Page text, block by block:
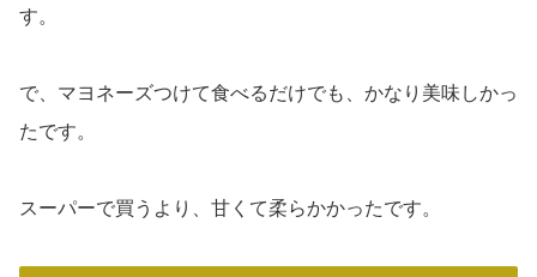
す。
で、マヨネーズつけて食べるだけでも、かなり美味しかっ
たです。
スーパーで買うより、甘くて柔らかかったです。